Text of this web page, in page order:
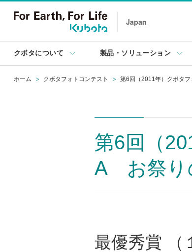
Japan
クボタについて 製品・ソリューション
ホーム クボタフォトコンテスト 第6回（2011年）クボタフ
第6回（
A お祭り
最優秀賞 （